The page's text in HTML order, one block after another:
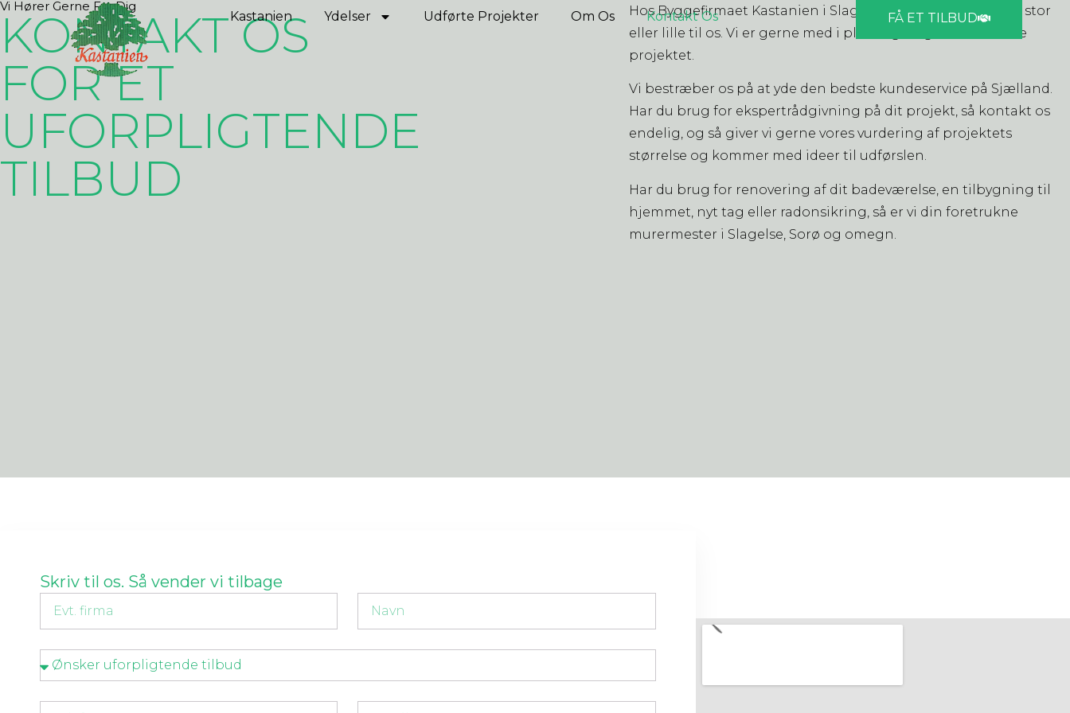
Kastanien Ydelser Udførte Projekter Om Os Kontakt Os FÅ ET TILBUD
Vi Hører Gerne Fra Dig
KONTAKT OS
FOR ET
UFORPLIGTENDE
TILBUD
Hos Byggefirmaet Kastanien i Slagelse er ingen opgave for stor
eller lille til os. Vi er gerne med i planlægningen under hele
projektet.
Vi bestræber os på at yde den bedste kundeservice på Sjælland.
Har du brug for ekspertrådgivning på dit projekt, så kontakt os
endelig, og så giver vi gerne vores vurdering af projektets
størrelse og kommer med ideer til udførslen.
Har du brug for renovering af dit badeværelse, en tilbygning til
hjemmet, nyt tag eller radonsikring, så er vi din foretrukne
murermester i Slagelse, Sorø og omegn.
Skriv til os. Så vender vi tilbage